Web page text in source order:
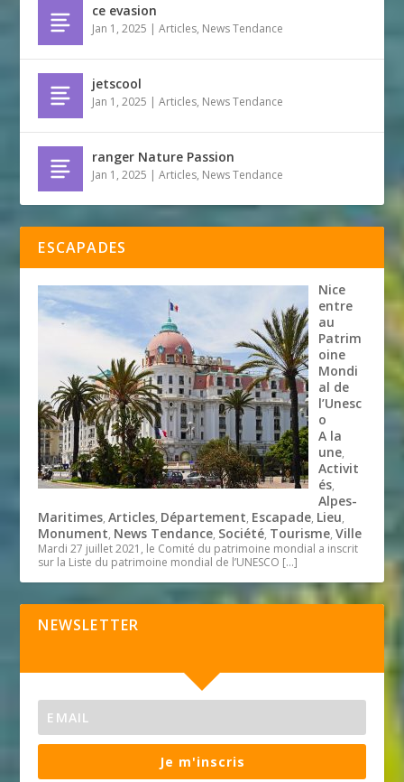
ce evasion
Jan 1, 2025 |Articles, News Tendance
jetscool
Jan 1, 2025 |Articles, News Tendance
ranger Nature Passion
Jan 1, 2025 |Articles, News Tendance
ESCAPADES
Nice
entre
au
Patrim
oine
Mondi
al de
l’Unesc
o
A la
une,
Activit
és,
Alpes-
Maritimes,Articles, Département, Escapade, Lieu,
Monument, News Tendance, Société, Tourisme,Ville
Mardi 27 juillet 2021, le Comité du patrimoine mondial a inscrit
sur la Liste du patrimoine mondial de l’UNESCO […]
NEWSLETTER
Je m'inscris